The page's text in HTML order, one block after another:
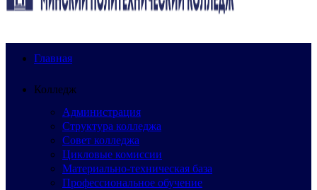
Главная
Колледж
Администрация
Структура колледжа
Совет колледжа
Цикловые комиссии
Материально-техническая база
Профессиональное обучение